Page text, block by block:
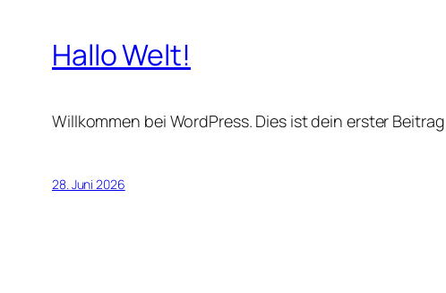
Hallo Welt!
Willkommen bei WordPress. Dies ist dein erster
28. Juni 2026